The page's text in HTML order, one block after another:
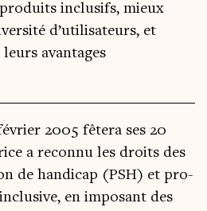
inclusifs, mieux
d’utilisateurs, et
avantages
2005 fête­ra ses 20
a recon­nu les droits des
de han­di­cap (PSH) et pro­
en impo­sant des